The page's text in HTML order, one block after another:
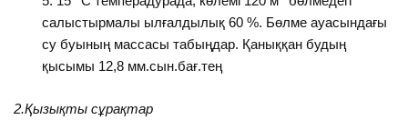
салыстырмалы ылғалдылық 60 %. Бөлме ауасындағы
су буының массасы табыңдар. Қаныққан будың
қысымы 12,8 мм.сын.бағ.тең
2.Қызықты сұрақтар